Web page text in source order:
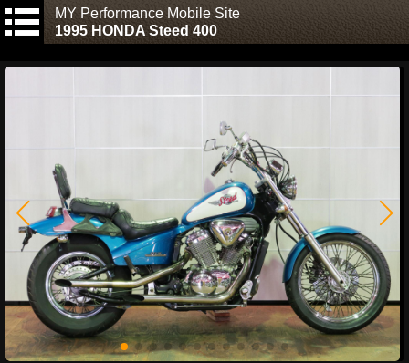
MY Performance Mobile Site
1995 HONDA Steed 400